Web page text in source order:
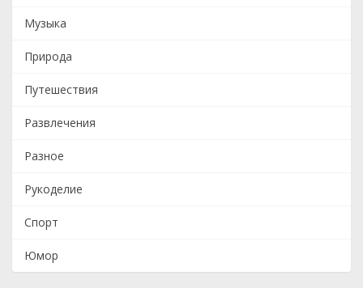
Музыка
Природа
Путешествия
Развлечения
Разное
Рукоделие
Спорт
Юмор